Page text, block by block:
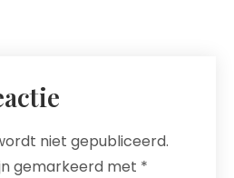
niet gepubliceerd.
gemarkeerd met *